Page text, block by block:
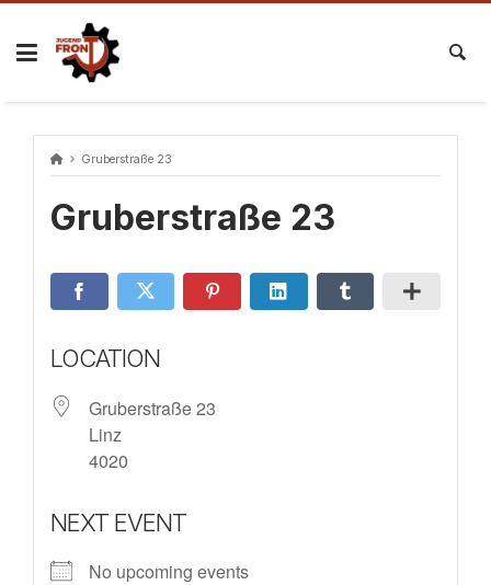
Skip
content
Gruberstraße 23
Gruberstraße 23
LOCATION
Gruberstraße 23
Linz
4020
NEXT EVENT
No upcoming events